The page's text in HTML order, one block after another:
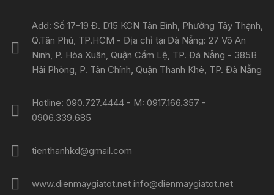
Add: Số 17-19 Đ. D15 KCN Tân Bình, Phường Tây Thạnh,
Q.Tân Phú, TP.HCM - Địa chỉ tại Đà Nẵng: 27 Võ An
Ninh, P. Hòa Xuân, Quận Cẩm Lệ, TP. Đà Nẵng - 385B
Hải Phòng, P. Tân Chính, Quận Thanh Khê, TP. Đà Nẵng
Hotline: 090.727.4444 - M: 0917.166.357 -
0906.339.685
tienthanhkd@gmail.com
www.dienmaygiatot.net info@dienmaygiatot.net